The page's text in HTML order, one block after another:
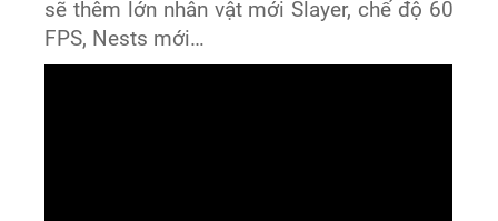
sẽ thêm lớn nhân vật mới Slayer, chế độ 60
FPS, Nests mới…